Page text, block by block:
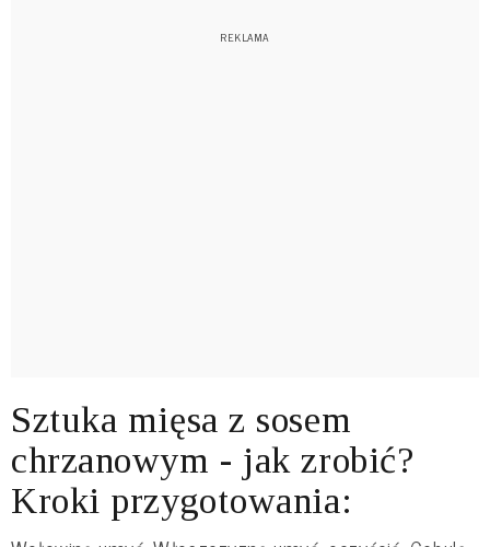
Sztuka mięsa z sosem
chrzanowym - jak zrobić?
Kroki przygotowania: